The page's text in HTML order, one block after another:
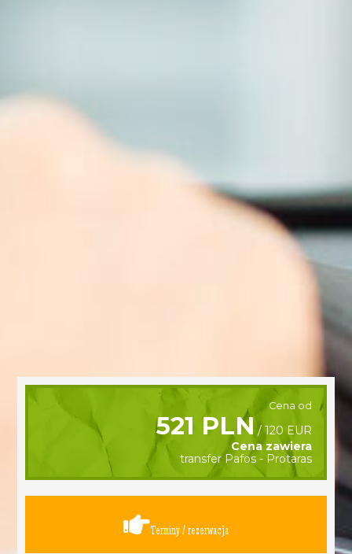
Cena od
521 PLN / 120 EUR
Cena zawiera
transfer Pafos - Protaras
Terminy / rezerwacja